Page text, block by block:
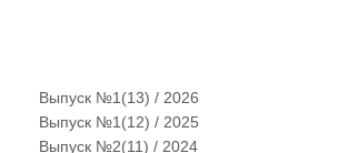
Выпуск №1(13) / 2026
Выпуск №1(12) / 2025
Выпуск №2(11) / 2024